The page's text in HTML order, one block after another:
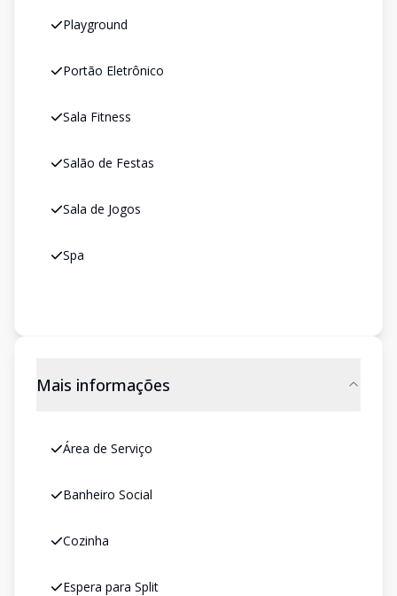
Playground
Portão Eletrônico
Sala Fitness
Salão de Festas
Sala de Jogos
Spa
Mais informações
Área de Serviço
Banheiro Social
Cozinha
Espera para Split